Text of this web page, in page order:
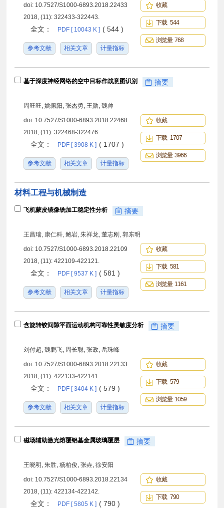
doi: 10.7527/S1000-6893.2018.22433
2018, (11): 322433-322443.
全文： PDF [ 10043 K ] ( 544 )
参考文献 相关文章 计量指标
收藏
下载 544
浏览量 768
基于深度神经网络的空中目标作战意图识别 摘要
周旺旺, 姚佩阳, 张杰勇, 王勋, 魏帅
doi: 10.7527/S1000-6893.2018.22468
2018, (11): 322468-322476.
全文： PDF [ 3908 K ] ( 1707 )
参考文献 相关文章 计量指标
收藏
下载 1707
浏览量 3966
材料工程与机械制造
飞机蒙皮镜像铣加工稳定性分析 摘要
王昌瑞, 康仁科, 鲍岩, 朱祥龙, 董志刚, 郭东明
doi: 10.7527/S1000-6893.2018.22109
2018, (11): 422109-422121.
全文： PDF [ 9537 K ] ( 581 )
参考文献 相关文章 计量指标
收藏
下载 581
浏览量 1161
含旋转铰间隙平面运动机构可靠性灵敏度分析 摘要
刘付超, 魏鹏飞, 周长聪, 张政, 岳珠峰
doi: 10.7527/S1000-6893.2018.22133
2018, (11): 422133-422141.
全文： PDF [ 3404 K ] ( 579 )
参考文献 相关文章 计量指标
收藏
下载 579
浏览量 1059
磁场辅助激光熔覆铝基金属玻璃覆层 摘要
王晓明, 朱胜, 杨柏俊, 张垚, 徐安阳
doi: 10.7527/S1000-6893.2018.22134
2018, (11): 422134-422142.
全文： PDF [ 5805 K ] ( 790 )
收藏
下载 790